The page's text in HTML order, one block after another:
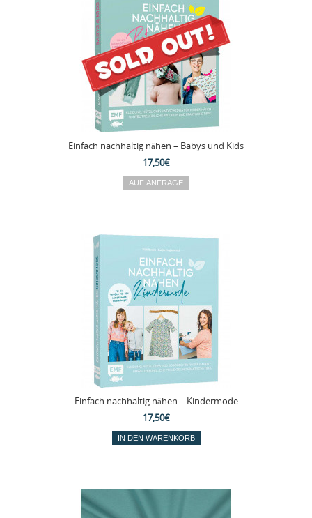
Einfach nachhaltig nähen – Babys und Kids
17,50€
Einfach nachhaltig nähen – Kindermode
17,50€